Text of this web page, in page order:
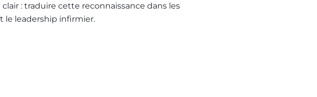
clair : traduire cette reconnaissance dans les
le leadership infirmier.